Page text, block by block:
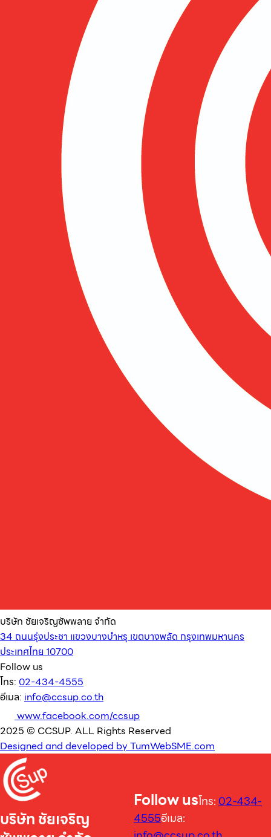
บริษัท ชัยเจริญซัพพลาย จำกัด
34 ถนนรุ่งประชา แขวงบางบำหรุ เขตบางพลัด กรุงเทพมหานคร
ประเทศไทย 10700
Follow us
โทร: 02-434-4555
อีเมล: info@ccsup.co.th
www.facebook.com/ccsup
2025 © CCSUP. ALL Rights Reserved
Designed and developed by TumWebSME.com
บริษัท ชัยเจริญ
Follow usโทร:02-434-
4555อีเมล: